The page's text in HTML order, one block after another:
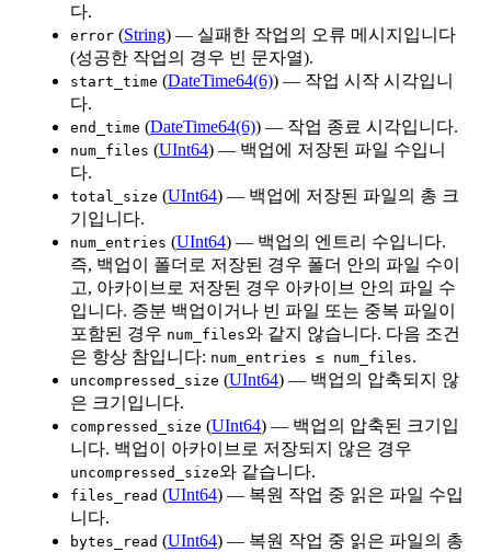
다.
error (String) — 실패한 작업의 오류 메시지입니다
(성공한 작업의 경우 빈 문자열).
start_time (DateTime64(6)) — 작업 시작 시각입니
다.
end_time (DateTime64(6)) — 작업 종료 시각입니다.
num_files (UInt64) — 백업에 저장된 파일 수입니
다.
total_size (UInt64) — 백업에 저장된 파일의 총 크
기입니다.
num_entries (UInt64) — 백업의 엔트리 수입니다.
즉, 백업이 폴더로 저장된 경우 폴더 안의 파일 수이
고, 아카이브로 저장된 경우 아카이브 안의 파일 수
입니다. 증분 백업이거나 빈 파일 또는 중복 파일이
포함된 경우 num_files와 같지 않습니다. 다음 조건
은 항상 참입니다: num_entries ≤ num_files.
uncompressed_size (UInt64) — 백업의 압축되지 않
은 크기입니다.
compressed_size (UInt64) — 백업의 압축된 크기입
니다. 백업이 아카이브로 저장되지 않은 경우
uncompressed_size와 같습니다.
files_read (UInt64) — 복원 작업 중 읽은 파일 수입
니다.
bytes_read (UInt64) — 복원 작업 중 읽은 파일의 총